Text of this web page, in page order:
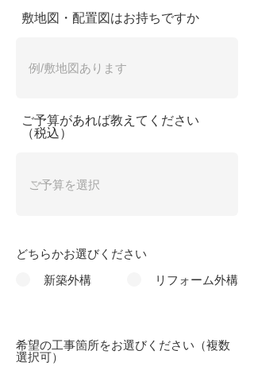
敷地図・配置図はお持ちですか
ご予算があれば教えてください
（税込）
どちらかお選びください
新築外構
リフォーム外構
希望の工事箇所をお選びください（複数
選択可）